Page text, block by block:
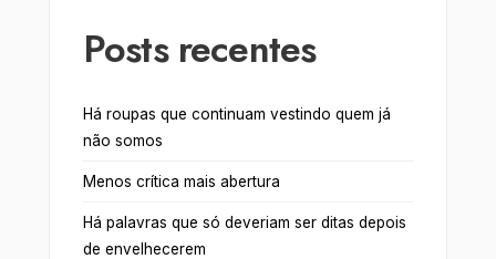
Posts recentes
Há roupas que continuam vestindo quem já
não somos
Menos crítica mais abertura
Há palavras que só deveriam ser ditas depois
de envelhecerem